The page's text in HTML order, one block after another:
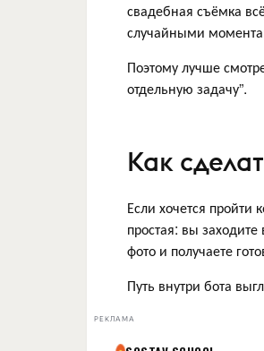
свадебная съёмка
случайными
Поэтому лучше
отдельную задачу”.
Как
Если хочется пройти
простая: вы
фото и получаете
Путь внутри бота
РЕКЛАМА